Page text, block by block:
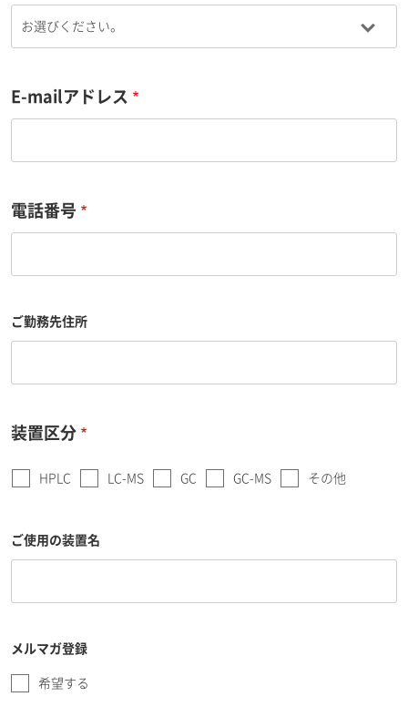
E-mailアドレス
電話番号
ご勤務先住所
装置区分
HPLC LC-MS GC GC-MS その他
ご使用の装置名
メルマガ登録
希望する